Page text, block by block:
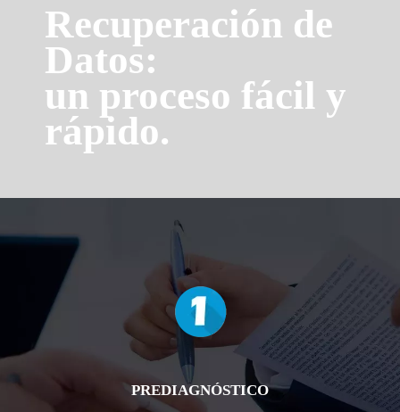
Recuperación de
Datos:
un proceso fácil y
rápido.
PREDIAGNÓSTICO